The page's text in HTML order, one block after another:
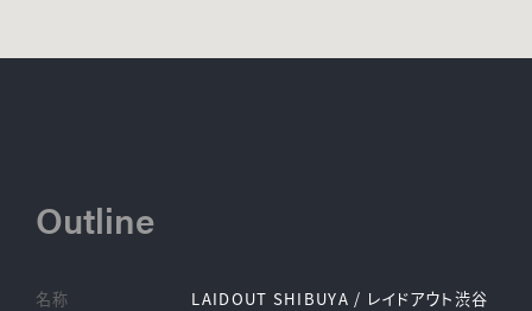
Outline
名称 LAIDOUT SHIBUYA / レイドアウト渋谷